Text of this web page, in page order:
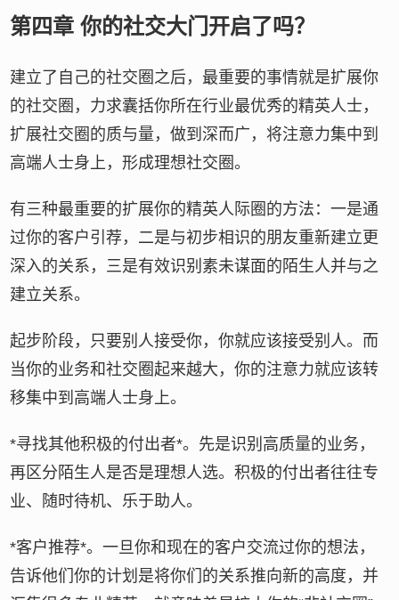
第四章 你的社交大门开启了吗？
建立了自己的社交圈之后，最重要的事情就是扩展你
的社交圈，力求囊括你所在行业最优秀的精英人士，
扩展社交圈的质与量，做到深而广，将注意力集中到
高端人士身上，形成理想社交圈。
有三种最重要的扩展你的精英人际圈的方法：一是通
过你的客户引荐，二是与初步相识的朋友重新建立更
深入的关系，三是有效识别素未谋面的陌生人并与之
建立关系。
起步阶段，只要别人接受你，你就应该接受别人。而
当你的业务和社交圈起来越大，你的注意力就应该转
移集中到高端人士身上。
*寻找其他积极的付出者*。先是识别高质量的业务，
再区分陌生人是否是理想人选。积极的付出者往往专
业、随时待机、乐于助人。
*客户推荐*。一旦你和现在的客户交流过你的想法，
告诉他们你的计划是将你们的关系推向新的高度，并